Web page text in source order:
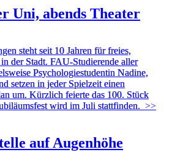
Uni, abends Theater
steht seit 10 Jahren für freies,
der Stadt. FAU-Studierende aller
Psychologiestudentin Nadine,
setzen in jeder Spielzeit einen
um. Kürzlich feierte das 100. Stück
wird im Juli stattfinden. >>
auf Augenhöhe